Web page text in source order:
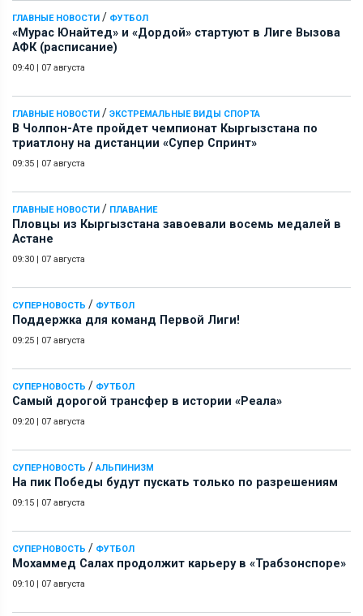
ГЛАВНЫЕ НОВОСТИ / ФУТБОЛ
«Мурас Юнайтед» и «Дордой» стартуют в Лиге Вызова
АФК (расписание)
09:40 | 07 августа
ГЛАВНЫЕ НОВОСТИ / ЭКСТРЕМАЛЬНЫЕ ВИДЫ СПОРТА
В Чолпон-Ате пройдет чемпионат Кыргызстана по
триатлону на дистанции «Супер Спринт»
09:35 | 07 августа
ГЛАВНЫЕ НОВОСТИ / ПЛАВАНИЕ
Пловцы из Кыргызстана завоевали восемь медалей в
Астане
09:30 | 07 августа
СУПЕРНОВОСТЬ / ФУТБОЛ
Поддержка для команд Первой Лиги!
09:25 | 07 августа
СУПЕРНОВОСТЬ / ФУТБОЛ
Самый дорогой трансфер в истории «Реала»
09:20 | 07 августа
СУПЕРНОВОСТЬ / АЛЬПИНИЗМ
На пик Победы будут пускать только по разрешениям
09:15 | 07 августа
СУПЕРНОВОСТЬ / ФУТБОЛ
Мохаммед Салах продолжит карьеру в «Трабзонспоре»
09:10 | 07 августа